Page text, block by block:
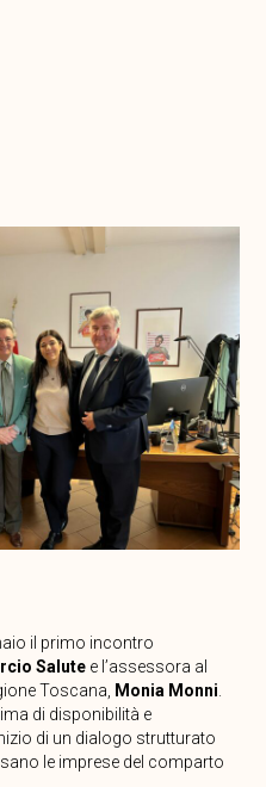
il primo incontro
Salutee l’assessora al
Toscana, Monia Monni.
di disponibilità e
di un dialogo strutturato
le imprese del comparto